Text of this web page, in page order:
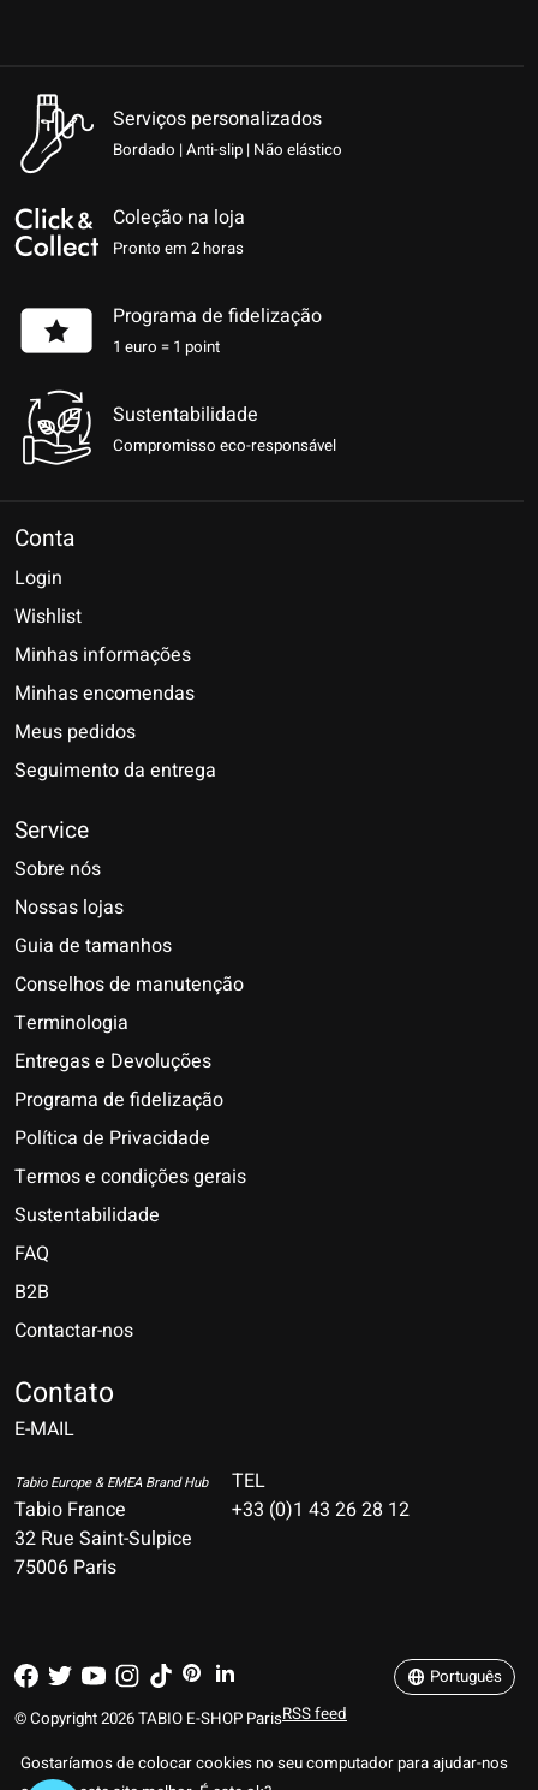
Serviços personalizados
Bordado | Anti-slip | Não elástico
Coleção na loja
Pronto em 2 horas
Programa de fidelização
1 euro = 1 point
Sustentabilidade
Compromisso eco-responsável
Conta
Login
Wishlist
Minhas informações
Minhas encomendas
Meus pedidos
Seguimento da entrega
Service
Sobre nós
Nossas lojas
Guia de tamanhos
Conselhos de manutenção
Terminologia
Entregas e Devoluções
Programa de fidelização
Política de Privacidade
Termos e condições gerais
Sustentabilidade
FAQ
B2B
Contactar-nos
Contato
E-MAIL
Tabio Europe & EMEA Brand Hub
Tabio France
32 Rue Saint-Sulpice
75006 Paris
TEL
+33 (0)1 43 26 28 12
© Copyright 2026 TABIO E-SHOP ParisRSS feed
Português
Gostaríamos de colocar cookies no seu computador para ajudar-nos